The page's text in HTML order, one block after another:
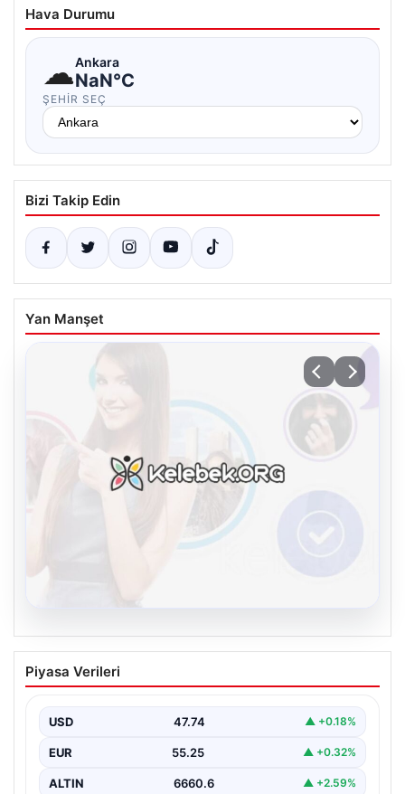
Hava Durumu
☁Ankara
NaN°C
ŞEHIR SEÇ
Bizi Takip Edin
Yan Manşet
Kelebek sohbet platformu İle Dijital
İletişimin Güvenli Adresi Ve Chat
İnternet çağında insanların güvenli bir biçimde bağlantı
Piyasa Verileri
USD 47.74 ▲ +0.18%
EUR 55.25 ▲ +0.32%
ALTIN 6660.6 ▲ +2.59%